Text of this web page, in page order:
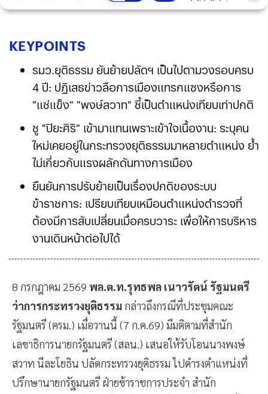
KEYPOINTS
รมว.ยุติธรรม ยันย้ายปลัดฯ เป็นไปตามวงรอบครบ
4 ปี: ปฏิเสธข่าวลือการเมืองแทรกแซงหรือการ
"แช่แข็ง" "พงษ์สวาท" ชี้เป็นตำแหน่งเทียบเท่าปกติ
ชู "ปิยะศิริ" เข้ามาแทนเพราะเข้าใจเนื้องาน: ระบุคน
ใหม่เคยอยู่ในกระทรวงยุติธรรมมาหลายตำแหน่ง ย้ำ
ไม่เกี่ยวกับแรงผลักดันทางการเมือง
ยืนยันการปรับย้ายเป็นเรื่องปกติของระบบ
ข้าราชการ: เปรียบเทียบเหมือนตำแหน่งตำรวจที่
ต้องมีการสับเปลี่ยนเมื่อครบวาระ เพื่อให้การบริหาร
งานเดินหน้าต่อไปได้
8 กรกฎาคม 2569 พล.ต.ท.รุทธพล เนาวรัตน์ รัฐมนตรี
ว่าการกระทรวงยุติธรรม กล่าวถึงกรณีที่ประชุมคณะ
รัฐมนตรี (ครม.) เมื่อวานนี้ (7 ก.ค.69) มีมติตามที่สำนัก
เลขาธิการนายกรัฐมนตรี (สลน.) เสนอให้รับโอนนางพงษ์
สวาท นีละโยธิน ปลัดกระทรวงยุติธรรม ไปดำรงตำแหน่งที่
ปรึกษานายกรัฐมนตรี ฝ่ายข้าราชการประจำ สำนัก